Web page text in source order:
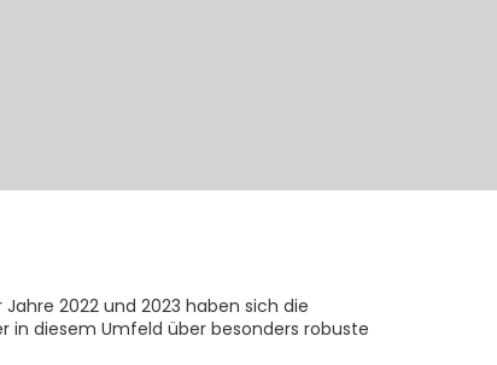
2022 und 2023 haben sich die
in diesem Umfeld über besonders robuste